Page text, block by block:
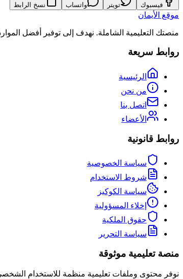
فيسبوك تويتر واتساب نسخ الرابط
موقع الأيمان
منصتك التعليمية الشاملة. نهدف إلى توفير أفضل
روابط سريعة
الرئيسية
من نحن
اتصل بنا
الأعضاء
روابط قانونية
سياسة الخصوصية
شروط الاستخدام
سياسة الكوكيز
إخلاء المسؤولية
حقوق الملكية
سياسة التحرير
منصة تعليمية موثوقة
نوفر محتوى وملفات تعليمية منظمة للاستخدام